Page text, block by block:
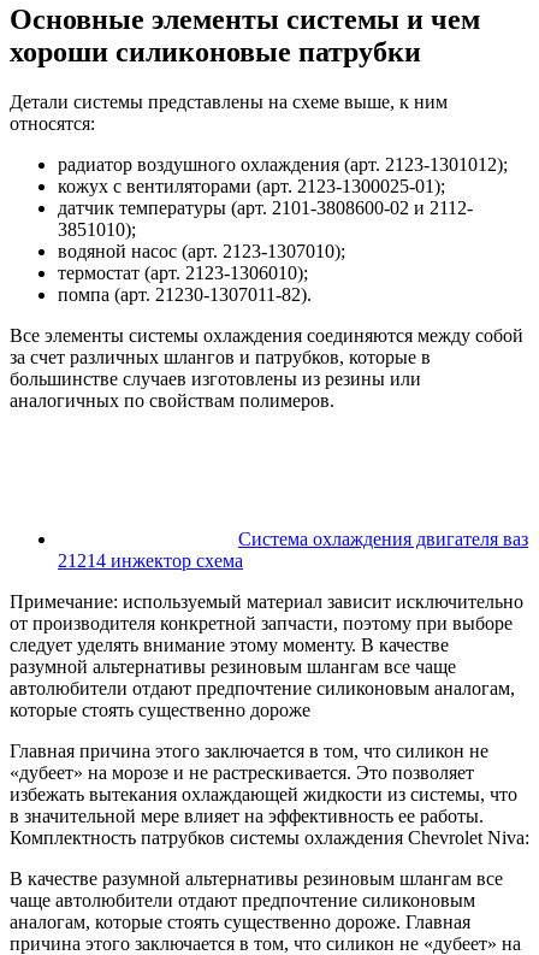
Основные элементы системы и чем
хороши силиконовые патрубки
Детали системы представлены на схеме выше, к ним
относятся:
радиатор воздушного охлаждения (арт. 2123-1301012);
кожух с вентиляторами (арт. 2123-1300025-01);
датчик температуры (арт. 2101-3808600-02 и 2112-
3851010);
водяной насос (арт. 2123-1307010);
термостат (арт. 2123-1306010);
помпа (арт. 21230-1307011-82).
Все элементы системы охлаждения соединяются между собой
за счет различных шлангов и патрубков, которые в
большинстве случаев изготовлены из резины или
аналогичных по свойствам полимеров.
Система охлаждения двигателя ваз
21214 инжектор схема
Примечание: используемый материал зависит исключительно
от производителя конкретной запчасти, поэтому при выборе
следует уделять внимание этому моменту. В качестве
разумной альтернативы резиновым шлангам все чаще
автолюбители отдают предпочтение силиконовым аналогам,
которые стоять существенно дороже
Главная причина этого заключается в том, что силикон не
«дубеет» на морозе и не растрескивается. Это позволяет
избежать вытекания охлаждающей жидкости из системы, что
в значительной мере влияет на эффективность ее работы.
Комплектность патрубков системы охлаждения Chevrolet Niva:
В качестве разумной альтернативы резиновым шлангам все
чаще автолюбители отдают предпочтение силиконовым
аналогам, которые стоять существенно дороже. Главная
причина этого заключается в том, что силикон не «дубеет» на